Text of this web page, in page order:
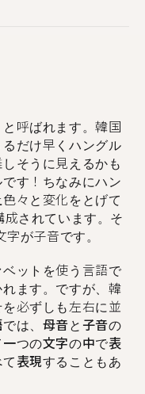
呼ばれます。韓国
だけ早くハングル
そうに見えるかも
す！ちなみにハン
々と変化をとげて
されています。そ
が子音です。
ットを使う言語で
ます。ですが、韓
必ずしも左右に並
は、母音と子音の
つの文字の中で表
表現することもあ